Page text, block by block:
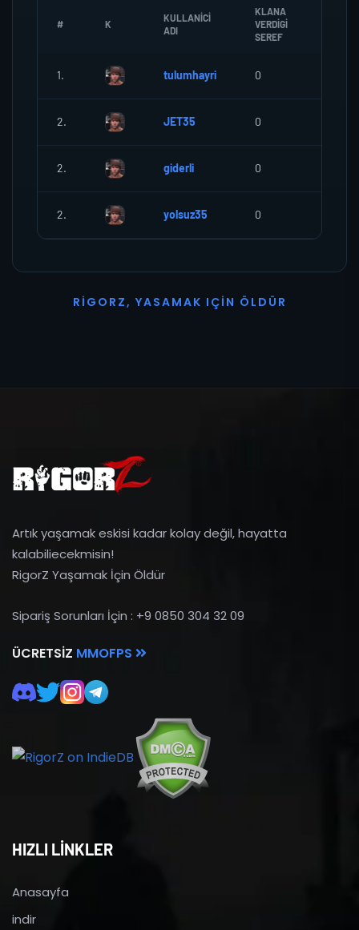
# K
KULLANICI
ADI
KLANA
VERDIGI
SEREF
1. tulumhayri 0
2. JET35 0
2. giderli 0
2. yolsuz35 0
R I G O R Z, YASAMAK I ÇI N Ö L D Ü R
Artık yaşamak eskisi kadar kolay değil, hayatta
kalabiliecekmisin!
RigorZ Yaşamak İçin Öldür
Sipariş Sorunları İçin : +9 0850 304 32 09
ÜCRETSIZ MMOFPS
HIZLI LİNKLER
Anasayfa
indir